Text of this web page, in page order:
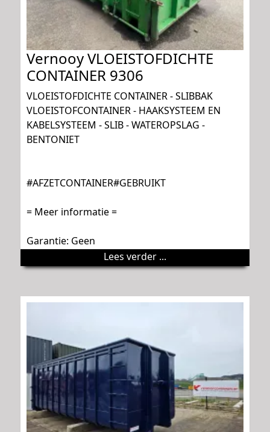
Vernooy VLOEISTOFDICHTE
CONTAINER 9306
VLOEISTOFDICHTE CONTAINER - SLIBBAK
VLOEISTOFCONTAINER - HAAKSYSTEEM EN
KABELSYSTEEM - SLIB - WATEROPSLAG -
BENTONIET
#AFZETCONTAINER#GEBRUIKT
= Meer informatie =
Garantie: Geen
Lees verder ...